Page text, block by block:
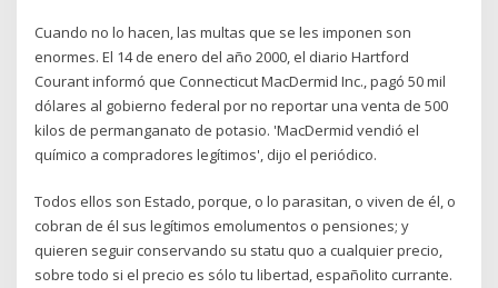
Cuando no lo hacen, las multas que se les imponen son
enormes. El 14 de enero del año 2000, el diario Hartford
Courant informó que Connecticut MacDermid Inc., pagó 50 mil
dólares al gobierno federal por no reportar una venta de 500
kilos de permanganato de potasio. 'MacDermid vendió el
químico a compradores legítimos', dijo el periódico.
Todos ellos son Estado, porque, o lo parasitan, o viven de él, o
cobran de él sus legítimos emolumentos o pensiones; y
quieren seguir conservando su statu quo a cualquier precio,
sobre todo si el precio es sólo tu libertad, españolito currante.